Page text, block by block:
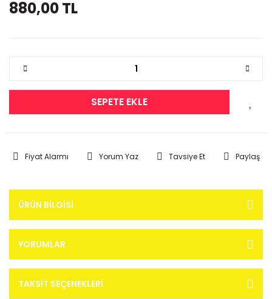
880,00 TL
SEPETE EKLE
Fiyat Alarmı Yorum Yaz Tavsiye Et Paylaş
ÜRÜN BILGISI
YORUMLAR
TAKSIT SEÇENEKLERI